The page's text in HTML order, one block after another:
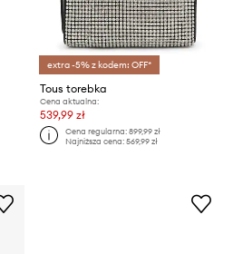
extra -5% z kodem: OFF*
Tous torebka
Cena aktualna:
539,99 zł
Cena regularna:899,99 zł
Najniższa cena:569,99 zł